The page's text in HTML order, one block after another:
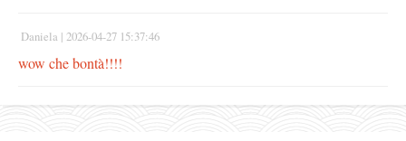
Daniela | 2026-04-27 15:37:46
wow che bontà!!!!